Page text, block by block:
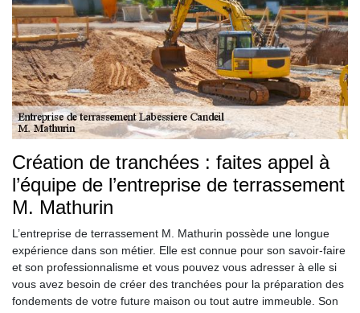
Création de tranchées : faites appel à
l’équipe de l’entreprise de terrassement
M. Mathurin
L’entreprise de terrassement M. Mathurin possède une longue
expérience dans son métier. Elle est connue pour son savoir-faire
et son professionnalisme et vous pouvez vous adresser à elle si
vous avez besoin de créer des tranchées pour la préparation des
fondements de votre future maison ou tout autre immeuble. Son